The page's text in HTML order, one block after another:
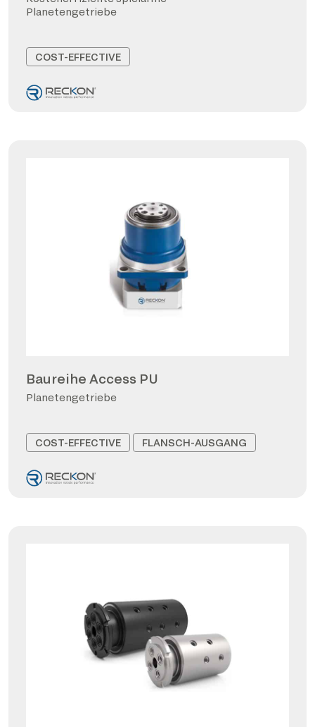
Planetengetriebe
COST-EFFECTIVE
Baureihe Access PU
Planetengetriebe
COST-EFFECTIVE FLANSCH-AUSGANG